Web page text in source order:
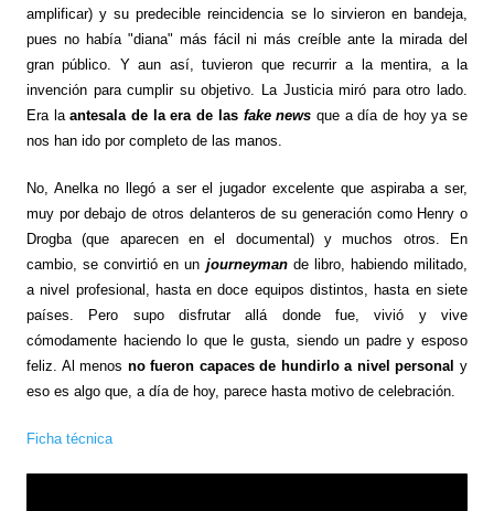
amplificar) y su predecible reincidencia se lo sirvieron en bandeja,
pues no había "diana" más fácil ni más creíble ante la mirada del
gran público. Y aun así, tuvieron que recurrir a la mentira, a la
invención para cumplir su objetivo. La Justicia miró para otro lado.
Era laantesala de la era de las fake news que a día de hoy ya se
nos han ido por completo de las manos.
No, Anelka no llegó a ser el jugador excelente que aspiraba a ser,
muy por debajo de otros delanteros de su generación como Henry o
Drogba (que aparecen en el documental) y muchos otros. En
cambio, se convirtió en un journeymande libro, habiendo militado,
a nivel profesional, hasta en doce equipos distintos, hasta en siete
países. Pero supo disfrutar allá donde fue, vivió y vive
cómodamente haciendo lo que le gusta, siendo un padre y esposo
feliz. Al menos no fueron capaces de hundirlo a nivel personal y
eso es algo que, a día de hoy, parece hasta motivo de celebración.
Ficha técnica